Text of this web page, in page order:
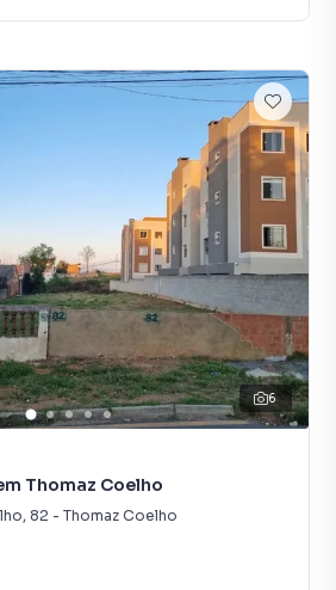
6
Thomaz Coelho
, 82 - Thomaz Coelho